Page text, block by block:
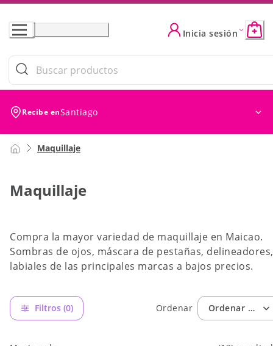
Skip
Content
Inicia sesión
Recibe enSantiago
Maquillaje
Maquillaje
Compra la mayor variedad de maquillaje en Maicao.
Sombras de ojos, máscara de pestañas, delineadores,
labiales de las principales marcas a bajos precios.
Filtros (0) Ordenar Ordenar por: